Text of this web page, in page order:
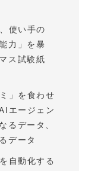
使い手の
力」を暴
ス試験紙
」を食わせ
エージェン
るデータ、
データ
自動化する